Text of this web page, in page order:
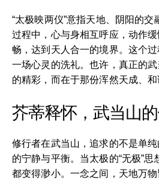
“太极映两仪”意指天地、阴阳的
过程中，心与身相互呼应，动作
畅，达到天人合一的境界。这个
一场心灵的洗礼。也许，真正的
的精彩，而在于那份浑然天成、和
芥蒂释怀，武当山
修行者在武当山，追求的不是单
的宁静与平衡。当太极的“无极”
都变得渺小。一念之间，天地万